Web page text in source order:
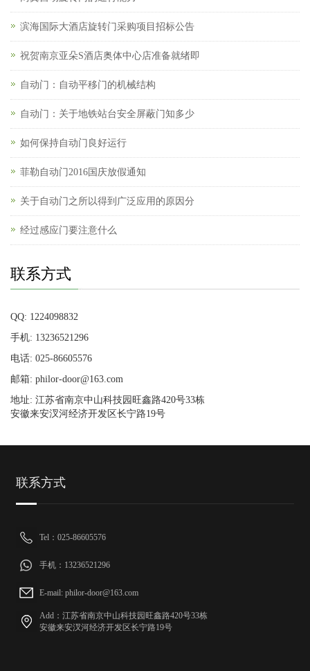
滨海国际大酒店旋转门采购项目招标公告
祝贺南京亚朵S酒店奥体中心店准备就绪即
自动门：自动平移门的机械结构
自动门：关于地铁站台安全屏蔽门知多少
如何保持自动门良好运行
菲勒自动门2016国庆放假通知
关于自动门之所以得到广泛应用的原因分
经过感应门要注意什么
联系方式
QQ: 1224098832
手机: 13236521296
电话: 025-86605576
邮箱: philor-door@163.com
地址: 江苏省南京中山科技园旺鑫路420号33栋
安徽来安汊河经济开发区长宁路19号
联系方式
Tel：025-86605576
手机：13236521296
E-mail: philor-door@163.com
Add：江苏省南京中山科技园旺鑫路420号33栋
安徽来安汊河经济开发区长宁路19号